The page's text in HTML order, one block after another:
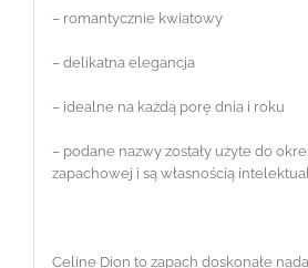
– romantycznie kwiatowy
– delikatna elegancja
– idealne na każdą porę dnia i roku
– podane nazwy zostały użyte do
zapachowej i są własnością
Celine Dion to zapach doskonałe